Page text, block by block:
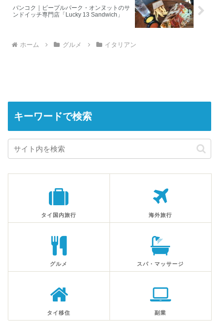
バンコク｜ピープルパーク・オンヌットのサ
ンドイッチ専門店「Lucky 13 Sandwich」
ホーム グルメ イタリアン
キーワードで検索
タイ国内旅行 海外旅行
グルメ スパ・マッサージ
タイ移住 副業